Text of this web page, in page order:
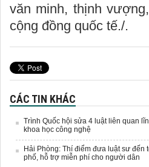
văn minh, thịnh
cộng đồng quốc tế./.
CÁC TIN KHÁC
Trình Quốc hội sửa 4 luật liên quan
khoa học công nghệ
Hải Phòng: Thí điểm đưa luật sư đến
phố, hỗ trợ miễn phí cho người dân